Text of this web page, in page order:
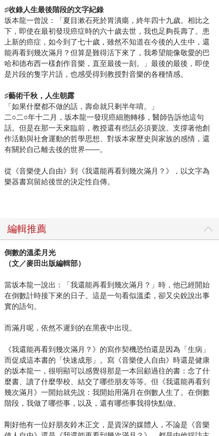
♯收錄人生最後階段的文字紀錄
坂本龍一曾說：「夏目漱石死於胃潰瘍，終年四十九歲。相比之
下，即使在最初發現癌症時的六十歲去世，我也足夠長壽了。患
上新的癌症，如今到了七十歲，雖然不知道在今後的人生中，還
能再看到幾次滿月？但算是難得活下來了，我希望能像敬愛的巴
哈和德布西一樣創作音樂，直至最後一刻。」最後的最後，即使
是片段的隻字片語，也感受得到教授對音樂的各種情感。
♯藝術千秋，人生朝露
「如果什麼都不做的話，壽命就只剩半年唷。」
二○二○年十二月，坂本龍一發現癌細胞轉移，醫師告訴他這句
話。但是在那一天來臨前，教授還有些話必須要說。支撐著他創
作活動與社會運動的哲學思想、對坂本家歷史與家族的感情，還
有關於自己離去後的世界——。
從《音樂使人自由》到《我還能再看到幾次滿月？》，以文字為
樂器書寫留給後世的決定性自傳。
編輯推薦
倒數的溫柔月光
（文／麥田出版編輯部）
當坂本龍一說出：「我還能再看到幾次滿月？」時，他已經開始
在倒數計時接下來的日子。這是一句看似溫柔，卻又尖銳說出事
實的語句。
而滿月呢，依然不遲到的在黑夜中出現。
《我還能再看到幾次滿月？》的寫作契機恐怕還是因為「生病」
而促成這本書的「快速成形」。寫《音樂使人自由》時還是健康
的坂本龍一，很明顯可以感覺得那是一本回顧過往的書：念了什
麼書、讀了什麼學校、結交了哪些朋友等等。但《我還能再看到
幾次滿月》一開始就先說：我開始用滿月在倒數人生了。在倒數
階段，我做了哪些事，以及，還有哪些事我得快點做。
剛好他有一位好朋友鈴木正文，是資深的媒體人，不論是《音樂